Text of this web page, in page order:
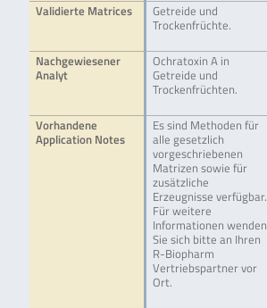
Validierte Matrices
Getreide und
Trockenfrüchte.
Nachgewiesener
Analyt
Ochratoxin A in
Getreide und
Trockenfrüchten.
Vorhandene
Application Notes
Es sind Methoden für
alle gesetzlich
vorgeschriebenen
Matrizen sowie für
zusätzliche
Erzeugnisse verfügbar.
Für weitere
Informationen wenden
Sie sich bitte an Ihren
R-Biopharm
Vertriebspartner vor
Ort.